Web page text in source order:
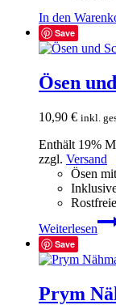
In den
Save
Ösen
10,90 € inkl.
Enthält 19%
zzgl. Versand
Ösen
Weiterlesen
Save
Prym